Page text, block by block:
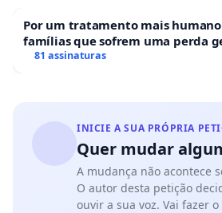
Por um tratamento mais
famílias que sofrem uma perda
hospitais portugueses
81 assinaturas
INICIE A SUA PRÓPRIA
Quer mudar
A mudança não acontece
O autor desta petição
ouvir a sua voz. Vai fazer o